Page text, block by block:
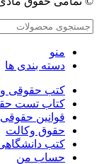
منو
دسته بندی ها
کتب حقوقی و
کتاب تست
قوانین حقوقی
حقوق وکالت
کتب
حساب من